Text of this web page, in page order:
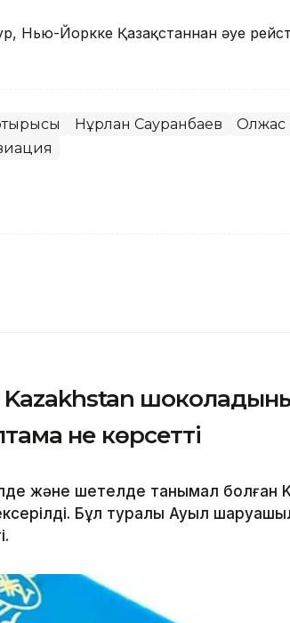
Нью-Йоркке Қазақстаннан әуе
Нұрлан Сауранбаев
Олжас
не көрсетті
және шетелде танымал болған
Бұл туралы Ауыл